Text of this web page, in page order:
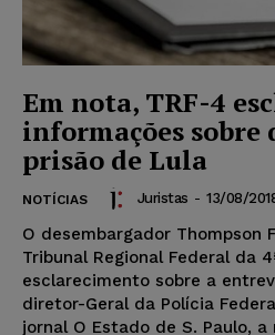
Em nota, TRF-4
informações sobre
prisão de Lula
NOTÍCIAS Juristas - 13/08/
O desembargador Thompson
Tribunal Regional Federal da
esclarecimento sobre a
diretor-Geral da Polícia
jornal O Estado de S. Paulo,